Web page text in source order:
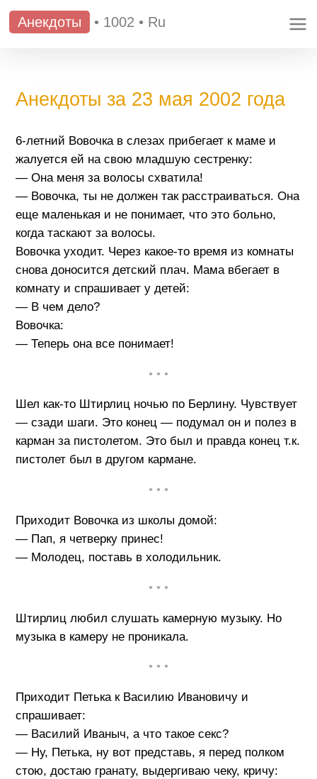
Анекдоты • 1002 • Ru
Анекдоты за 23 мая 2002 года
6-летний Вовочка в слезах прибегает к маме и
жалуется ей на свою младшую сестренку:
— Она меня за волосы схватила!
— Вовочка, ты не должен так расстраиваться. Она
еще маленькая и не понимает, что это больно,
когда таскают за волосы.
Вовочка уходит. Через какое-то время из комнаты
снова доносится детский плач. Мама вбегает в
комнату и спрашивает у детей:
— В чем дело?
Вовочка:
— Теперь она все понимает!
• • •
Шел как-то Штирлиц ночью по Берлину. Чувствует
— сзади шаги. Это конец — подумал он и полез в
карман за пистолетом. Это был и правда конец т.к.
пистолет был в другом кармане.
• • •
Приходит Вовочка из школы домой:
— Пап, я четверку принес!
— Молодец, поставь в холодильник.
• • •
Штирлиц любил слушать камерную музыку. Но
музыка в камеру не проникала.
• • •
Приходит Петька к Василию Ивановичу и
спрашивает:
— Василий Иваныч, а что такое секс?
— Ну, Петька, ну вот представь, я перед полком
стою, достаю гранату, выдергиваю чеку, кричу: